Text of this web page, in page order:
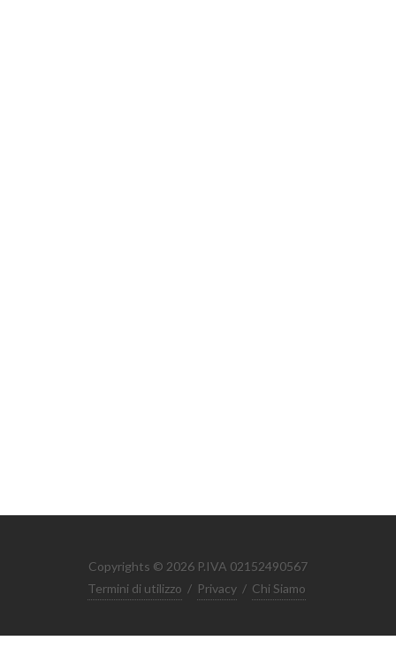
Copyrights © 2026 P.IVA 02152490567
Termini di utilizzo / Privacy / Chi Siamo